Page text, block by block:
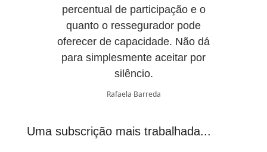
percentual de participação e o
quanto o ressegurador pode
oferecer de capacidade. Não dá
para simplesmente aceitar por
silêncio.
Rafaela Barreda
Uma subscrição mais trabalhada...